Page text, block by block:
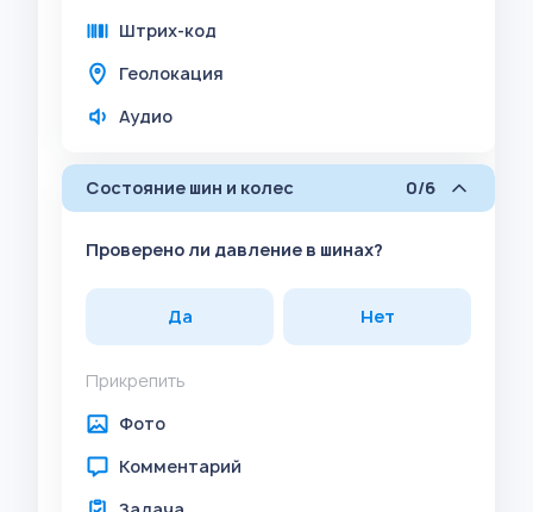
Штрих-код
Геолокация
Аудио
Состояние шин и колес 0/6
Проверено ли давление в шинах?
Да Нет
Прикрепить
Фото
Комментарий